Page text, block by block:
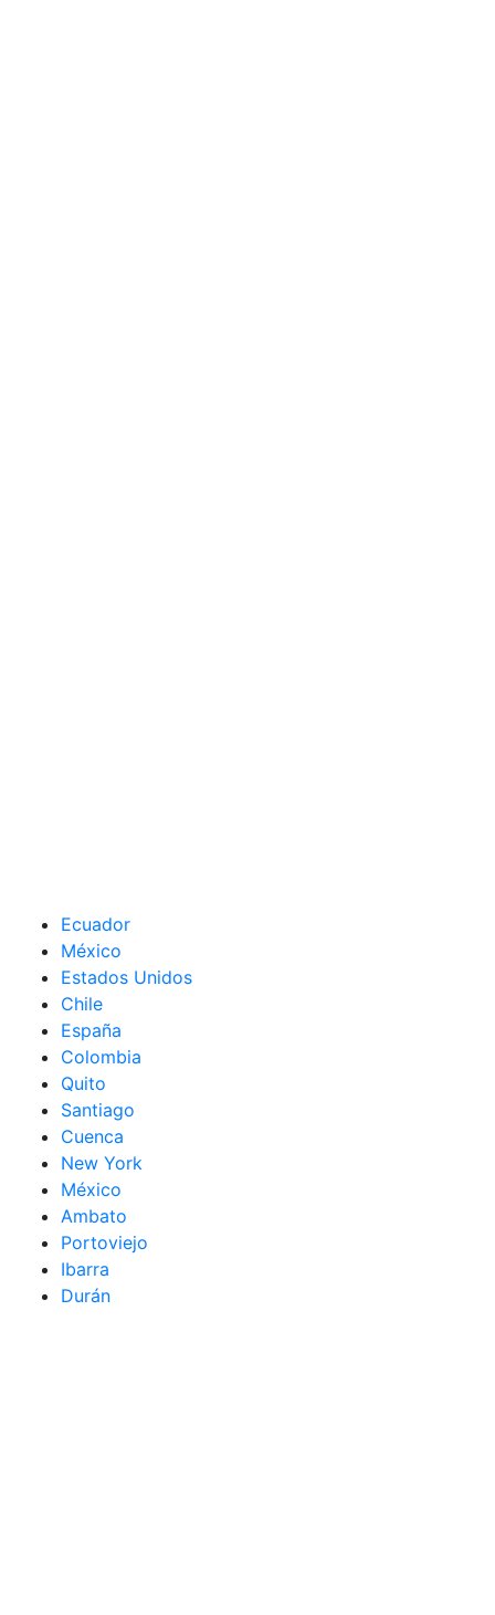
Ecuador
México
Estados Unidos
Chile
España
Colombia
Quito
Santiago
Cuenca
New York
México
Ambato
Portoviejo
Ibarra
Durán